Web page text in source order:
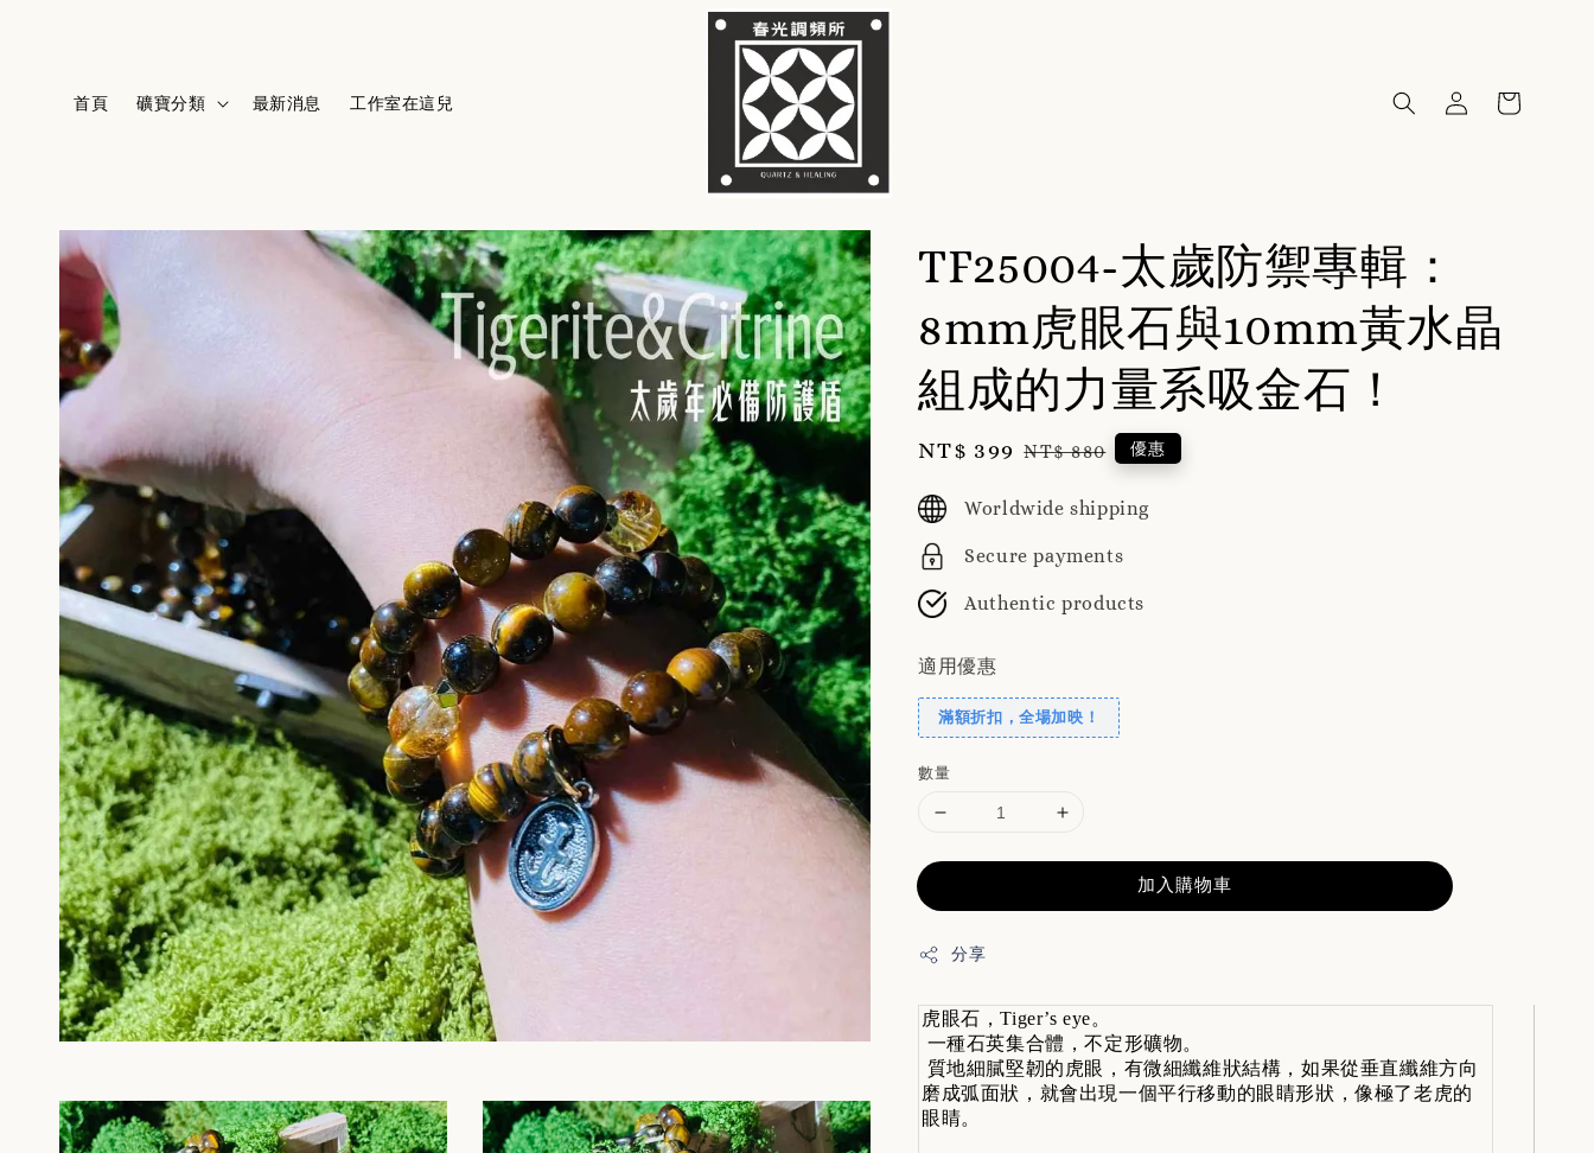
首頁 礦寶分類 最新消息 工作室在這兒
TF25004-太歲防禦專輯：
8mm虎眼石與10mm黃水晶
組成的力量系吸金石！
Sale
NT$ 399 Regular
NT$ 880 優惠
Worldwide shipping
Secure payments
Authentic products
適用優惠
滿額折扣，全場加映！
數量
加入購物車
分享
虎眼石，Tiger’s eye。
一種石英集合體，不定形礦物。
質地細膩堅韌的虎眼，有微細纖維狀結構，如果從垂直纖維方向
磨成弧面狀，就會出現一個平行移動的眼睛形狀，像極了老虎的
眼睛。